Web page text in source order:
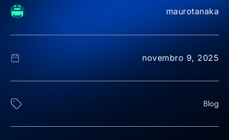
maurotanaka
novembro 9, 2025
Blog